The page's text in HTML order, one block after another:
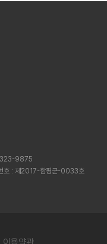
323-9875
호 : 제2017-함평군-0033호